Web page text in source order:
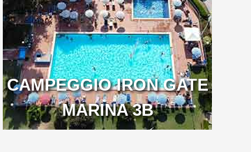
CAMPEGGIO IRON GATE
MARINA 3B